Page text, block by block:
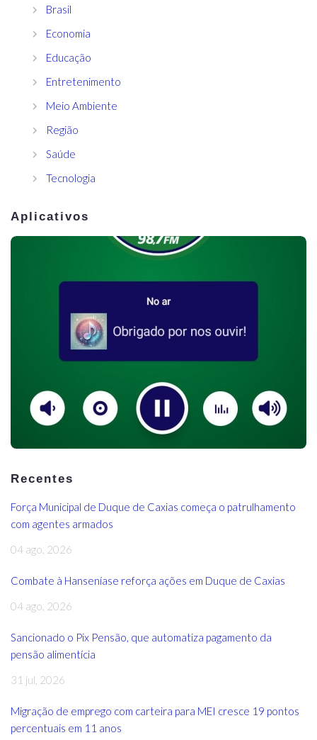
Brasil
Economia
Educação
Entretenimento
Meio Ambiente
Região
Saúde
Tecnologia
Aplicativos
Recentes
Força Municipal de Duque de Caxias começa o patrulhamento
com agentes armados
04 ago, 2026
Combate à Hanseníase reforça ações em Duque de Caxias
04 ago, 2026
Sancionado o Pix Pensão, que automatiza pagamento da
pensão alimentícia
31 jul, 2026
Migração de emprego com carteira para MEI cresce 19 pontos
percentuais em 11 anos